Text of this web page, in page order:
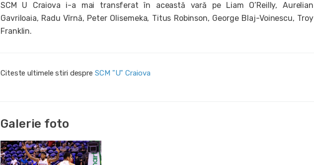
SCM U Craiova i-a mai transferat în această vară pe Liam O’Reilly, Aurelian
Gavriloaia, Radu Vîrnă, Peter Olisemeka, Titus Robinson, George Blaj-Voinescu, Troy
Franklin.
Citeste ultimele stiri despre SCM "U" Craiova
Galerie foto